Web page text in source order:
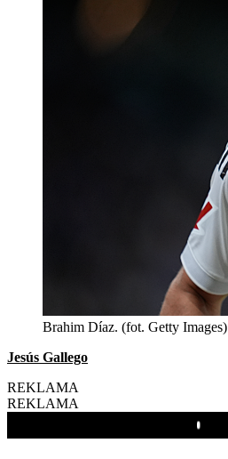
Brahim Díaz. (fot. Getty Images)
Jesús Gallego
REKLAMA
REKLAMA
Play